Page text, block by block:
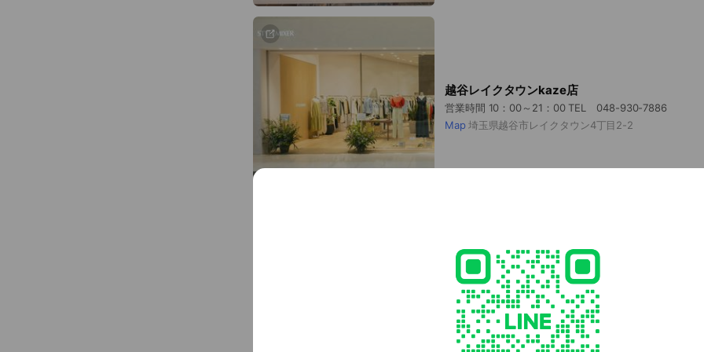
越谷レイクタウンkaze店
営業時間 10：00～21：00 TEL 048-930-7886
Map 埼玉県越谷市レイクタウン4丁目2-2
ららぽーと海老名店
営業時間 平日：10:00～20 :00 / 土日祝：10:00～
Map 神奈川県海老名市扇町13-1